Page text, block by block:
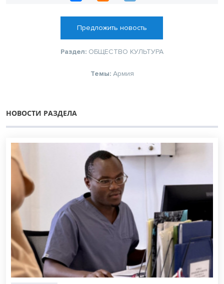
Предложить новость
Раздел: ОБЩЕСТВО КУЛЬТУРА
Темы: Армия
НОВОСТИ РАЗДЕЛА